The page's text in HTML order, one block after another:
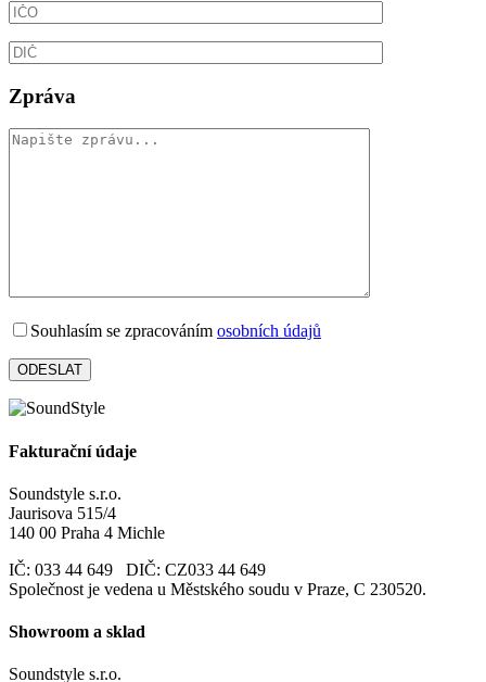
Zpráva
Souhlasím se zpracováním osobních údajů
Fakturační údaje
Soundstyle s.r.o.
Jaurisova 515/4
140 00 Praha 4 Michle
IČ: 033 44 649 DIČ: CZ033 44 649
Společnost je vedena u Městského soudu v Praze, C 230520.
Showroom a sklad
Soundstyle s.r.o.